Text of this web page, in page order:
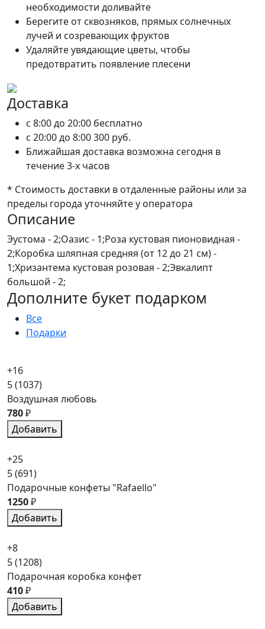
необходимости доливайте
Берегите от сквозняков, прямых солнечных
лучей и созревающих фруктов
Удаляйте увядающие цветы, чтобы
предотвратить появление плесени
Доставка
c 8:00 до 20:00 бесплатно
c 20:00 до 8:00300 руб.
Ближайшая доставка возможна сегодня в
течение 3-х часов
* Стоимость доставки в отдаленные районы или за
пределы города уточняйте у оператора
Описание
Эустома - 2;Оазис - 1;Роза кустовая пионовидная -
2;Коробка шляпная средняя (от 12 до 21 см) -
1;Хризантема кустовая розовая - 2;Эвкалипт
большой - 2;
Дополните букет подарком
Все
Подарки
+16
5(1037)
Воздушная любовь
780₽
Добавить
+25
5(691)
Подарочные конфеты "Rafaello"
1250₽
Добавить
+8
5(1208)
Подарочная коробка конфет
410₽
Добавить